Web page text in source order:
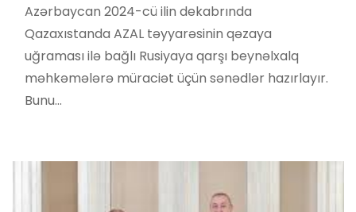
Azərbaycan 2024-cü ilin dekabrında
Qazaxıstanda AZAL təyyarəsinin qəzaya
uğraması ilə bağlı Rusiyaya qarşı beynəlxalq
məhkəmələrə müraciət üçün sənədlər hazırlayır.
Bunu…